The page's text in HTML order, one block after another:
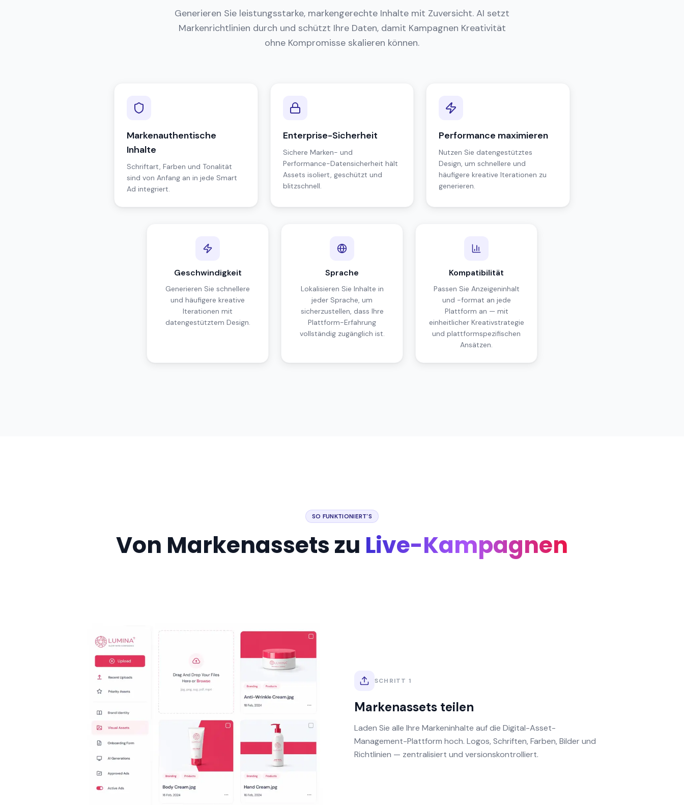
Generieren Sie leistungsstarke, markengerechte Inhalte mit Zuversicht. AI setzt
Markenrichtlinien durch und schützt Ihre Daten, damit Kampagnen Kreativität
ohne Kompromisse skalieren können.
Markenauthentische
Inhalte
Schriftart, Farben und Tonalität
sind von Anfang an in jede Smart
Ad integriert.
Enterprise-Sicherheit
Sichere Marken- und
Performance-Datensicherheit hält
Assets isoliert, geschützt und
blitzschnell.
Performance maximieren
Nutzen Sie datengestütztes
Design, um schnellere und
häufigere kreative Iterationen zu
generieren.
Geschwindigkeit
Generieren Sie schnellere
und häufigere kreative
Iterationen mit
datengestütztem Design.
Sprache
Lokalisieren Sie Inhalte in
jeder Sprache, um
sicherzustellen, dass Ihre
Plattform-Erfahrung
vollständig zugänglich ist.
Kompatibilität
Passen Sie Anzeigeninhalt
und -format an jede
Plattform an — mit
einheitlicher Kreativstrategie
und plattformspezifischen
Ansätzen.
SO FUNKTIONIERT'S
Von Markenassets zu Live-Kampagnen
SCHRITT 1
Markenassets teilen
Laden Sie alle Ihre Markeninhalte auf die Digital-Asset-
Management-Plattform hoch. Logos, Schriften, Farben, Bilder und
Richtlinien — zentralisiert und versionskontrolliert.